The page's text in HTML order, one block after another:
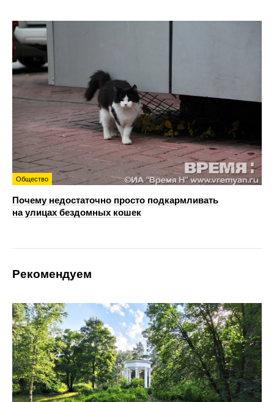
Общество
Почему недостаточно просто подкармливать
на улицах бездомных кошек
Рекомендуем